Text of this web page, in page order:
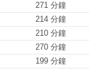
271 分鐘
214 分鐘
210 分鐘
270 分鐘
199 分鐘